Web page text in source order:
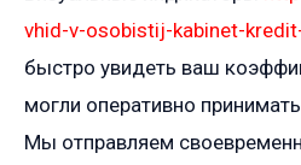
vhid-v-osobistij-kabinet-
быстро увидеть ваш
могли оперативно
Мы отправляем